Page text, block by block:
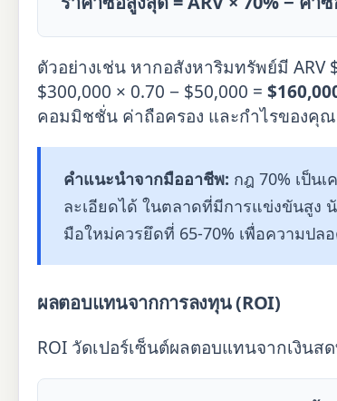
ตัวอย่างเช่น หากอสังหาริมทรัพย์มี
$300,000 × 0.70 − $50,000 =
คอมมิชชั่น ค่าถือครอง และกำไรของคุณ
คำแนะนำจากมืออาชีพ: กฎ 70% เป็น
ละเอียดได้ ในตลาดที่มีการแข่งขันสูง
มือใหม่ควรยึดที่ 65-70% เพื่อความปล
ผลตอบแทนจากการลงทุน (ROI)
ROI วัดเปอร์เซ็นต์ผลตอบแทนจากเงิน